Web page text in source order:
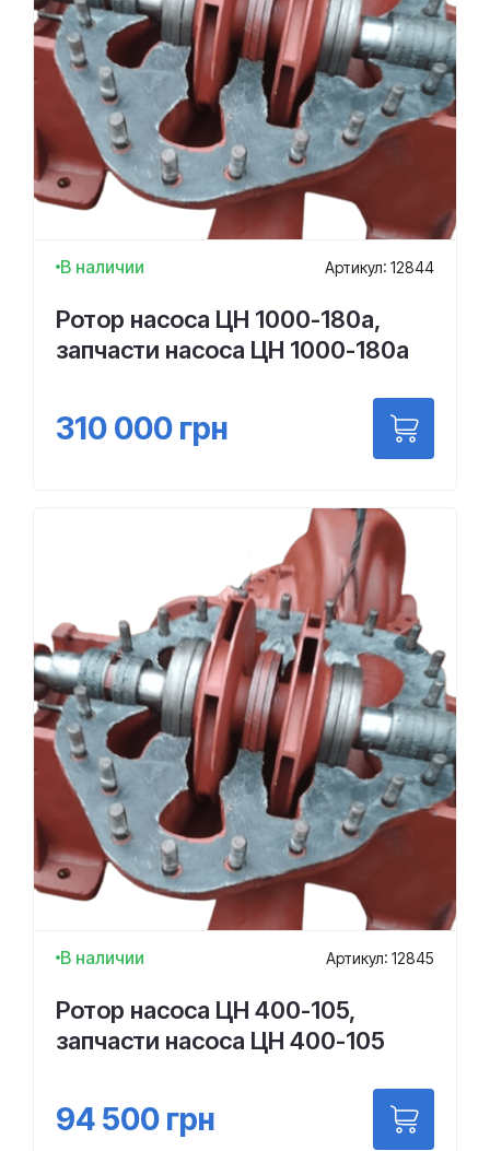
В наличии Артикул: 12844
Ротор насоса ЦН 1000-180а,
запчасти насоса ЦН 1000-180а
310 000 грн
В наличии Артикул: 12845
Ротор насоса ЦН 400-105,
запчасти насоса ЦН 400-105
94 500 грн